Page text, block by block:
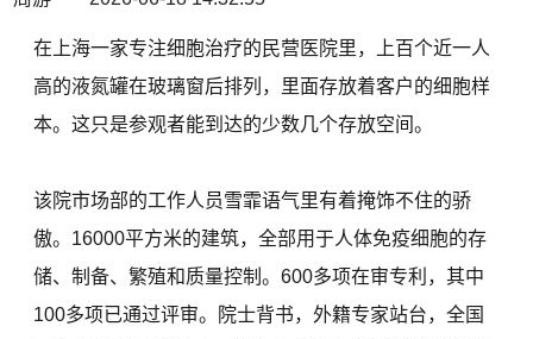
在上海一家专注细胞治疗的民营医院里，上百个近一人
高的液氮罐在玻璃窗后排列，里面存放着客户的细胞样
本。这只是参观者能到达的少数几个存放空间。
该院市场部的工作人员雪霏语气里有着掩饰不住的骄
傲。16000平方米的建筑，全部用于人体免疫细胞的存
储、制备、繁殖和质量控制。600多项在审专利，其中
100多项已通过评审。院士背书，外籍专家站台，全国